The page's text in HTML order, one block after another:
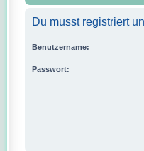
Du musst registriert
Benutzername:
Passwort: